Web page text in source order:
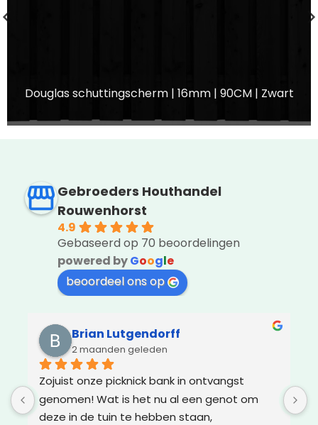
Douglas schuttingscherm | 16mm | 90CM | Zwart
Gebroeders Houthandel
Rouwenhorst
4.9
Gebaseerd op 70 beoordelingen
powered byGoogle
beoordeel ons op
Brian Lutgendorff
2 maanden geleden
Zojuist onze picknick bank in ontvangst
genomen! Wat is het nu al een genot om
deze in de tuin te hebben staan,